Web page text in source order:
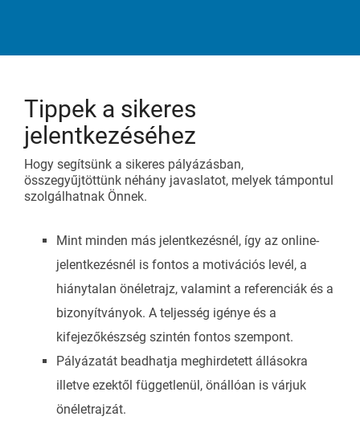
Tippek a sikeres
jelentkezéséhez
Hogy segítsünk a sikeres pályázásban,
összegyűjtöttünk néhány javaslatot, melyek támpontul
szolgálhatnak Önnek.
Mint minden más jelentkezésnél, így az online-
jelentkezésnél is fontos a motivációs levél, a
hiánytalan önéletrajz, valamint a referenciák és a
bizonyítványok. A teljesség igénye és a
kifejezőkészség szintén fontos szempont.
Pályázatát beadhatja meghirdetett állásokra
illetve ezektől függetlenül, önállóan is várjuk
önéletrajzát.